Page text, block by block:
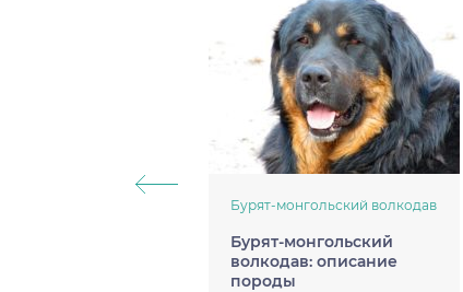
Бурят-монгольский волкодав
Бурят-монгольский
волкодав: описание
породы